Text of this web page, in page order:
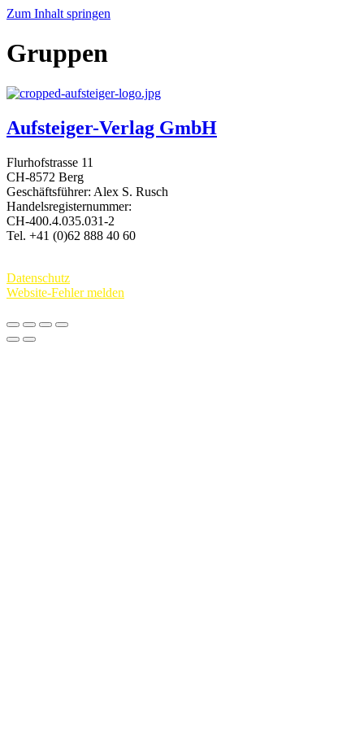
Zum Inhalt springen
Gruppen
Aufsteiger-Verlag GmbH
Flurhofstrasse 11
CH-8572 Berg
Geschäftsführer: Alex S. Rusch
Handelsregisternummer:
CH-400.4.035.031-2
Tel. +41 (0)62 888 40 60
Datenschutz
Website-Fehler melden